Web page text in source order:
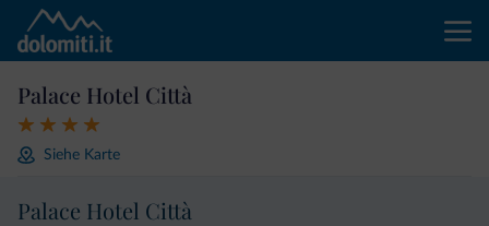
Palace Hotel Città
Siehe Karte
Palace Hotel Città